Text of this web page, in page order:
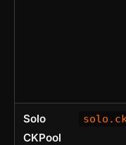
Solo
CKPool